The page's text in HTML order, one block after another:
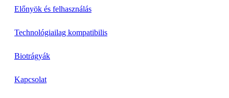
Előnyök és felhasználás
Technológiailag kompatibilis
Biotrágyák
Kapcsolat